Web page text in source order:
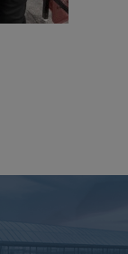
ง กลุ่มส่งเสริมแล
จังหวัดอ่างทอง กลุ่